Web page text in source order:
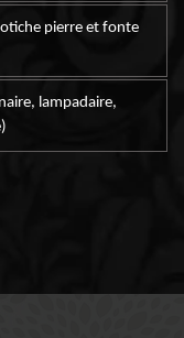
pierre et fonte
lampadaire,